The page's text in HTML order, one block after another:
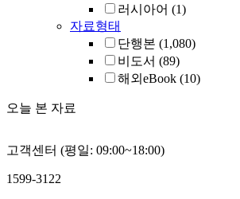
러시아어 (1)
자료형태
단행본 (1,080)
비도서 (89)
해외eBook (10)
오늘 본 자료
고객센터 (평일: 09:00~18:00)
1599-3122